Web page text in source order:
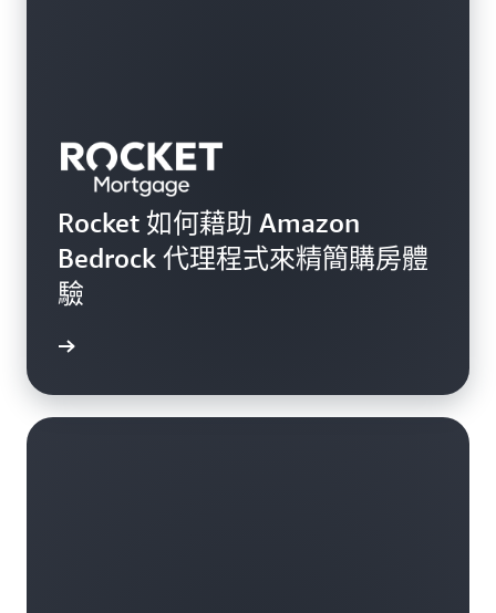
Rocket 如何藉助 Amazon
Bedrock 代理程式來精簡購房體
驗